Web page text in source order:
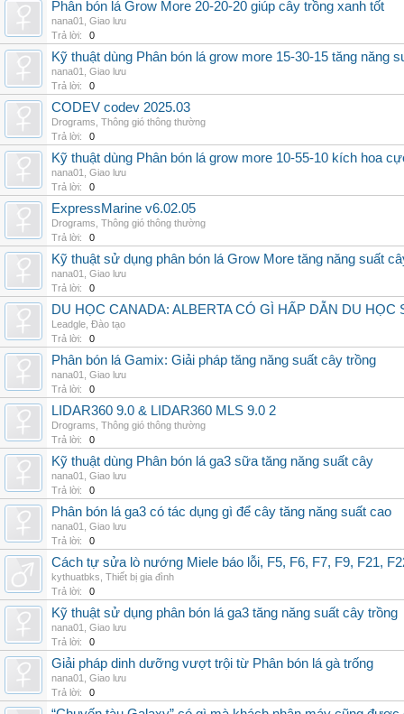
Phân bón lá Grow More 20-20-20 giúp cây trồng xanh tốt
nana01
Giao lưu
Trả lời:
0
Kỹ thuật dùng Phân bón lá grow more 15-30-15 tăng năng
nana01
Giao lưu
Trả lời:
0
CODEV codev 2025.03
Drograms Thông gió thông thường
Trả lời:
0
Kỹ thuật dùng Phân bón lá grow more 10-55-10 kích hoa
nana01
Giao lưu
Trả lời:
0
ExpressMarine v6.02.05
Drograms Thông gió thông thường
Trả lời:
0
Kỹ thuật sử dụng phân bón lá Grow More tăng năng suất
nana01
Giao lưu
Trả lời:
0
DU HỌC CANADA: ALBERTA CÓ GÌ HẤP DẪN DU HỌC
Leadgle Đào tạo
Trả lời:
0
Phân bón lá Gamix: Giải pháp tăng năng suất cây trồng
nana01
Giao lưu
Trả lời:
0
LIDAR360 9.0 & LIDAR360 MLS 9.0 2
Drograms Thông gió thông thường
Trả lời:
0
Kỹ thuật dùng Phân bón lá ga3 sữa tăng năng suất cây
nana01
Giao lưu
Trả lời:
0
Phân bón lá ga3 có tác dụng gì để cây tăng năng suất cao
nana01
Giao lưu
Trả lời:
0
Cách tự sửa lò nướng Miele báo lỗi, F5, F6, F7, F9, F21,
kythuatbks Thiết bị gia đình
Trả lời:
0
Kỹ thuật sử dụng phân bón lá ga3 tăng năng suất cây trồng
nana01
Giao lưu
Trả lời:
0
Giải pháp dinh dưỡng vượt trội từ Phân bón lá gà trống
nana01
Giao lưu
Trả lời:
0